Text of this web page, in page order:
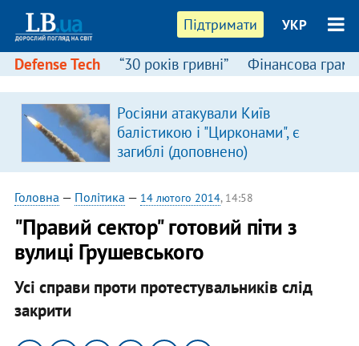
Підтримати УКР
Defense Tech “30 років гривні” Фінансова
Росіяни атакували Київ
балістикою і "Цирконами", є
загиблі (доповнено)
Головна — Політика — 14 лютого 2014, 14:58
"Правий сектор" готовий піти з
вулиці Грушевського
Усі справи проти протестувальників слід
закрити